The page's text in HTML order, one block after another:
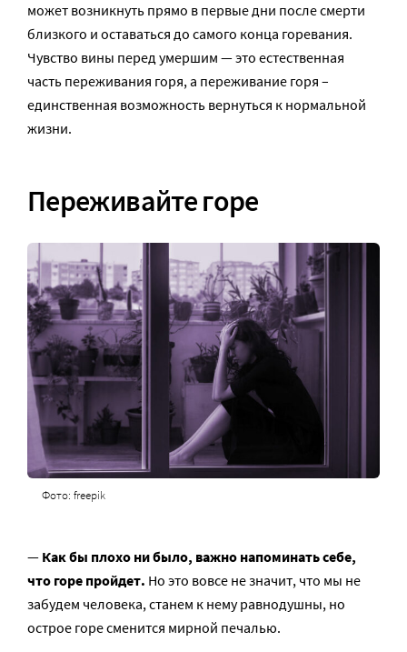
может возникнуть прямо в первые дни после смерти
близкого и оставаться до самого конца горевания.
Чувство вины перед умершим — это естественная
часть переживания горя, а переживание горя –
единственная возможность вернуться к нормальной
жизни.
Переживайте горе
Фото: freepik
— Как бы плохо ни было, важно напоминать себе,
что горе пройдет. Но это вовсе не значит, что мы не
забудем человека, станем к нему равнодушны, но
острое горе сменится мирной печалью.